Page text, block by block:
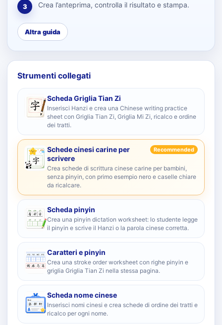
3 Crea l’anteprima, controlla il risultato e stampa.
Altra guida
Strumenti collegati
Scheda Griglia Tian Zi
Inserisci Hanzi e crea una Chinese writing practice
sheet con Griglia Tian Zi, Griglia Mi Zi, ricalco e ordine
dei tratti.
Schede cinesi carine per
scrivere
Recommended
Crea schede di scrittura cinese carine per bambini,
senza pinyin, con primo esempio nero e caselle chiare
da ricalcare.
Scheda pinyin
Crea una pinyin dictation worksheet: lo studente legge
il pinyin e scrive il Hanzi o la parola cinese corretta.
Caratteri e pinyin
Crea una stroke order worksheet con righe pinyin e
griglia Griglia Tian Zi nella stessa pagina.
Scheda nome cinese
Inserisci nomi cinesi e crea schede di ordine dei tratti e
ricalco per ogni nome.